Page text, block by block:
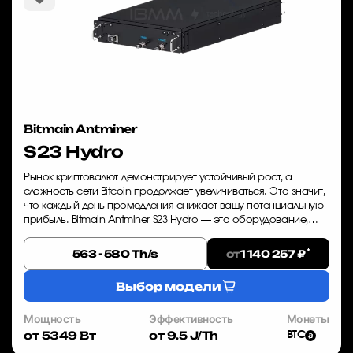
Bitmain Antminer
S23 Hydro
Рынок криптовалют демонстрирует устойчивый рост, а
сложность сети Bitcoin продолжает увеличиваться. Это значит,
что каждый день промедления снижает вашу потенциальную
прибыль. Bitmain Antminer S23 Hydro — это оборудование,
563 - 580 Th/s от1 140 257 ₽*
Выбор модели
Мощность
от 5349 Вт
Эффективность
от 9.5 J/Th
Монеты
BTC